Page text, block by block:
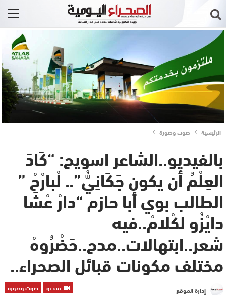
الرئيسية صوت وصورة
بالفيديو..الشاعر اسويح: “كَادَ
العِلْمُ أن يكون جَكَانِيُّ”.. لْبارْحْ ”
الطالب بوي أبا حازم “دَارْ عْشَا
دَايْزُو لَكْلاَمْ..فيه
شعر..ابتهالات..مدح..حَضْرُوهْ
مختلف مكونات قبائل الصحراء..
فيديو صوت وصورة
إدارة الموقع